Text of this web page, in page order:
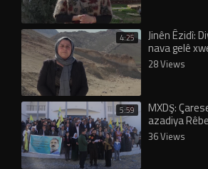
4:25 Jinên Êzidî:
nava gelê
28 Views
5:59 MXDŞ:
azadiya
dibe
36 Views